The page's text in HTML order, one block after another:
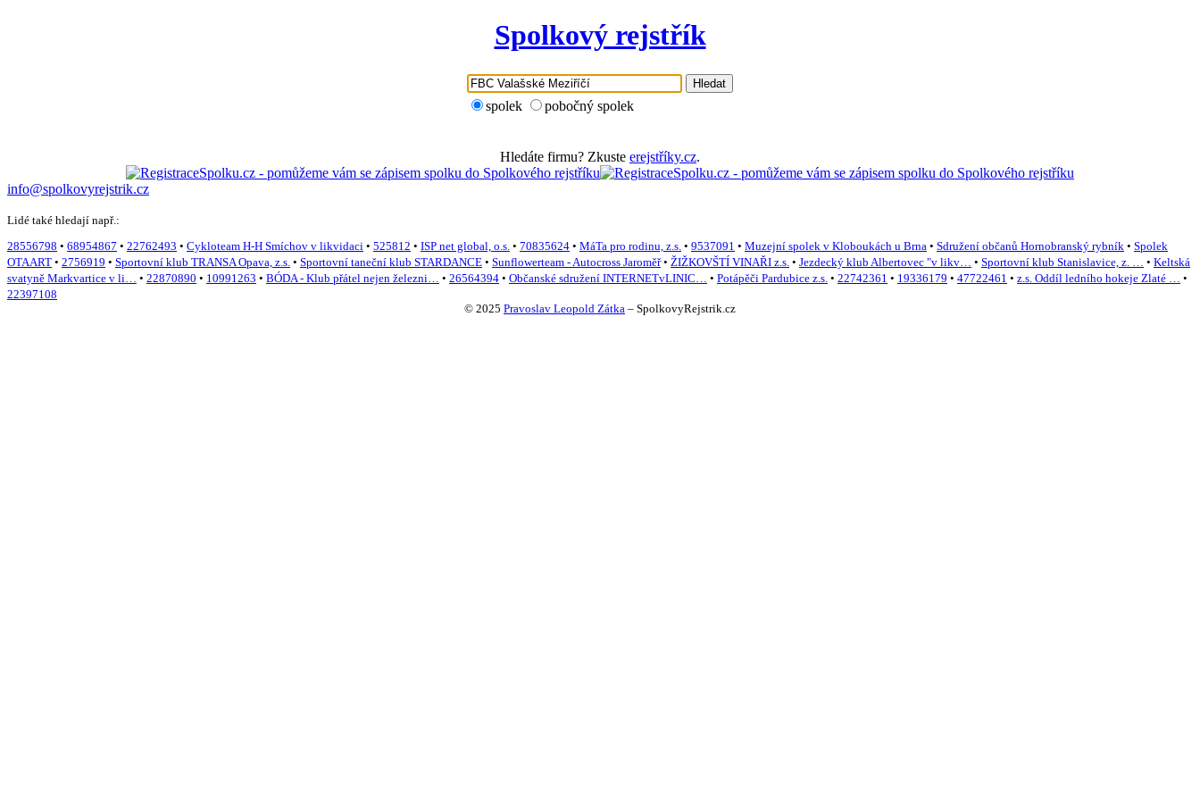
Spolkový rejstřík
Hledat
spolek pobočný spolek
Hledáte firmu? Zkuste erejstříky.cz.
info@spolkovyrejstrik.cz
Lidé také hledají např.:
28556798 • 68954867 • 22762493 • Cykloteam H-H Smíchov v likvidaci • 525812 • ISP net global, o.s. • 70835624 • MáTa pro rodinu, z.s. • 9537091 • Muzejní spolek v Kloboukách u Brna • Sdružení občanů Hornobranský rybník • Spolek
OTAART • 2756919 • Sportovní klub TRANSA Opava, z.s. • Sportovní taneční klub STARDANCE • Sunflowerteam - Autocross Jaroměř • ŽIŽKOVŠTÍ VINAŘI z.s. • Jezdecký klub Albertovec "v likv… • Sportovní klub Stanislavice, z. … • Keltská
svatyně Markvartice v li… • 22870890 • 10991263 • BÓDA - Klub přátel nejen železni… • 26564394 • Občanské sdružení INTERNETvLINIC… • Potápěči Pardubice z.s. • 22742361 • 19336179 • 47722461 • z.s. Oddíl ledního hokeje Zlaté … •
22397108
© 2025 Pravoslav Leopold Zátka – SpolkovyRejstrik.cz